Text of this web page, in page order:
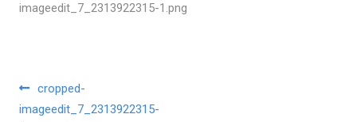
imageedit_7_2313922315-1.png
Post navigation
cropped-
imageedit_7_2313922315-